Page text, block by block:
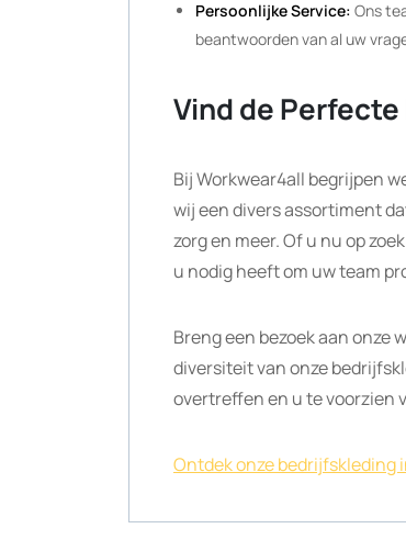
Persoonlijke Service: Ons
beantwoorden van al uw
Vind de
Bij Workwear4all begrijpen
wij een divers assortiment
zorg en meer. Of u nu op
u nodig heeft om uw team
Breng een bezoek aan onze
diversiteit van onze
overtreffen en u te voorzien
Ontdek onze bedrijfskleding